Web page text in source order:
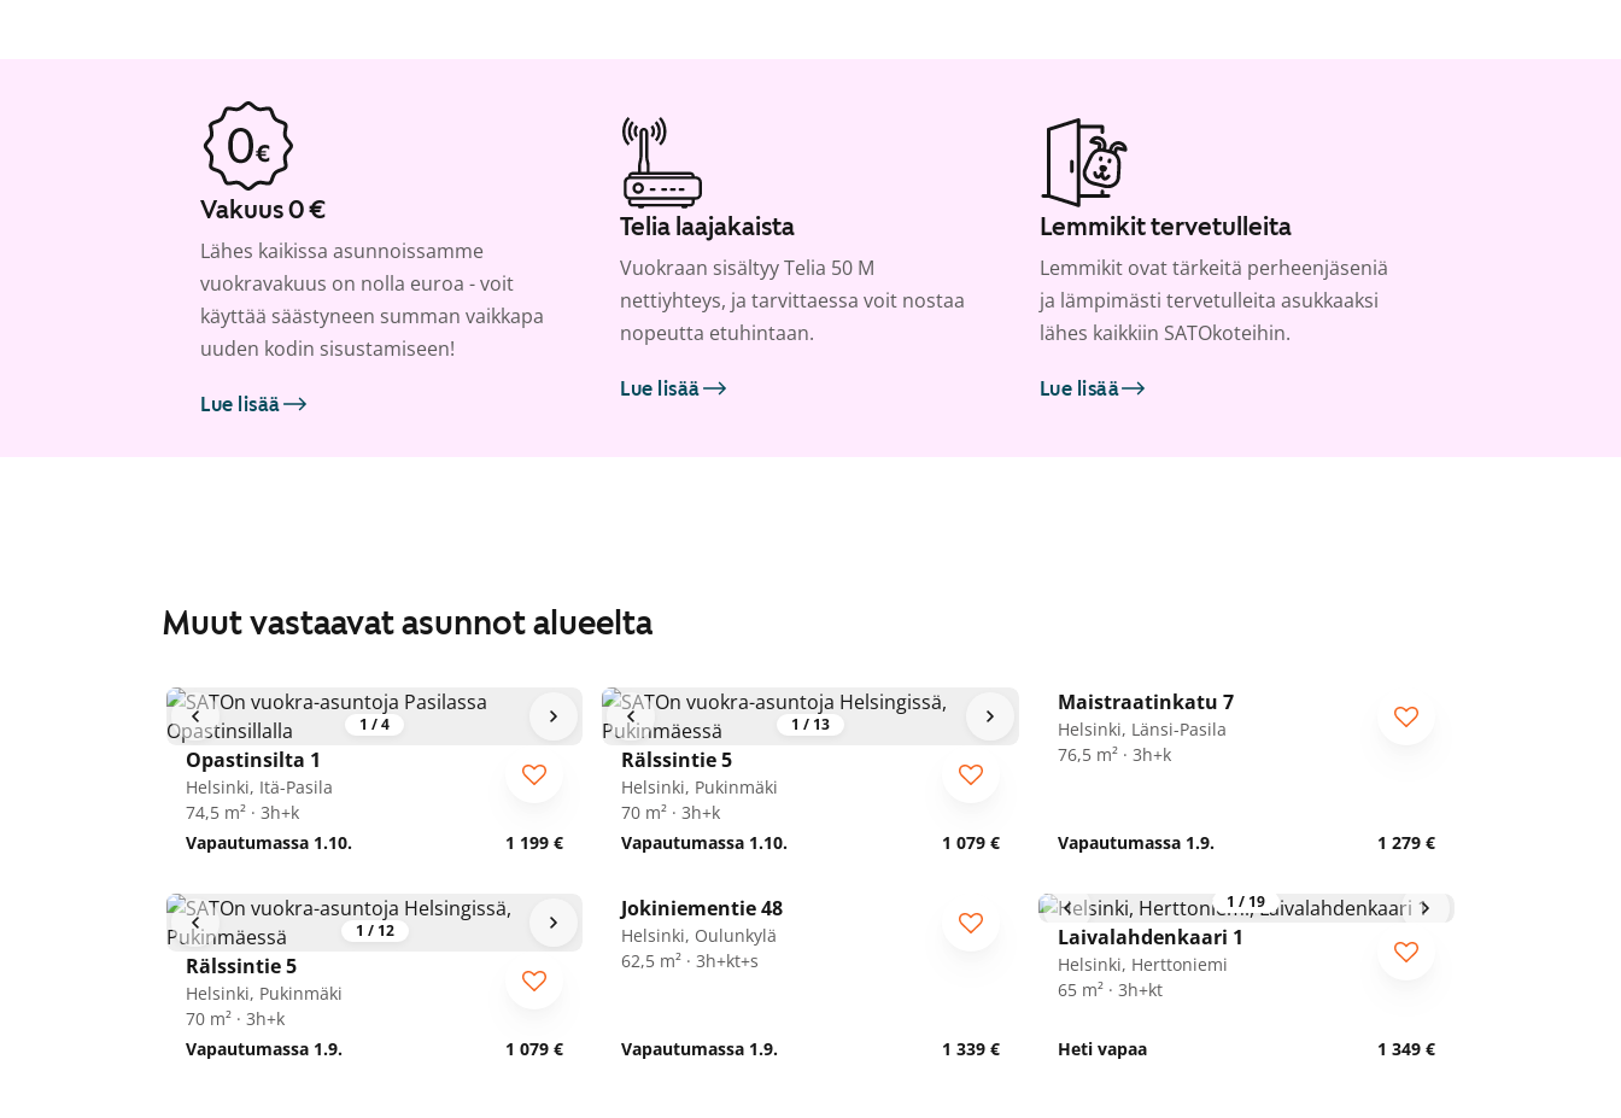
Vakuus 0 €
Lähes kaikissa asunnoissamme
vuokravakuus on nolla euroa - voit
käyttää säästyneen summan vaikkapa
uuden kodin sisustamiseen!
Lue lisää
Telia laajakaista
Vuokraan sisältyy Telia 50 M
nettiyhteys, ja tarvittaessa voit nostaa
nopeutta etuhintaan.
Lue lisää
Lemmikit tervetulleita
Lemmikit ovat tärkeitä perheenjäseniä
ja lämpimästi tervetulleita asukkaaksi
lähes kaikkiin SATOkoteihin.
Lue lisää
Muut vastaavat asunnot alueelta
1 /4
Opastinsilta 1
Helsinki, Itä-Pasila
74,5 m² · 3h+k
Vapautumassa 1.10.
1 199 €
1 / 13
Rälssintie 5
Helsinki, Pukinmäki
70 m² · 3h+k
Vapautumassa 1.10.
1 079 €
Maistraatinkatu 7
Helsinki, Länsi-Pasila
76,5 m² · 3h+k
Vapautumassa 1.9. 1 279 €
1 / 12
Rälssintie 5
Helsinki, Pukinmäki
70 m² · 3h+k
Vapautumassa 1.9.
1 079 €
Jokiniementie 48
Helsinki, Oulunkylä
62,5 m² · 3h+kt+s
Vapautumassa 1.9. 1 339 €
1 / 19
Laivalahdenkaari 1
Helsinki, Herttoniemi
65 m² · 3h+kt
Heti vapaa 1 349 €